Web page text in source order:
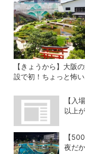
【きょうから】大阪
設で初！ちょっと怖
験型イベント、限定
盆踊りも
【入
以上
【
夜だ